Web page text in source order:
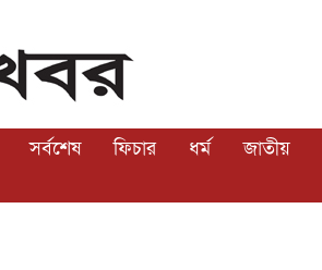
সর্বশেষ ফিচার ধর্ম জাতীয়